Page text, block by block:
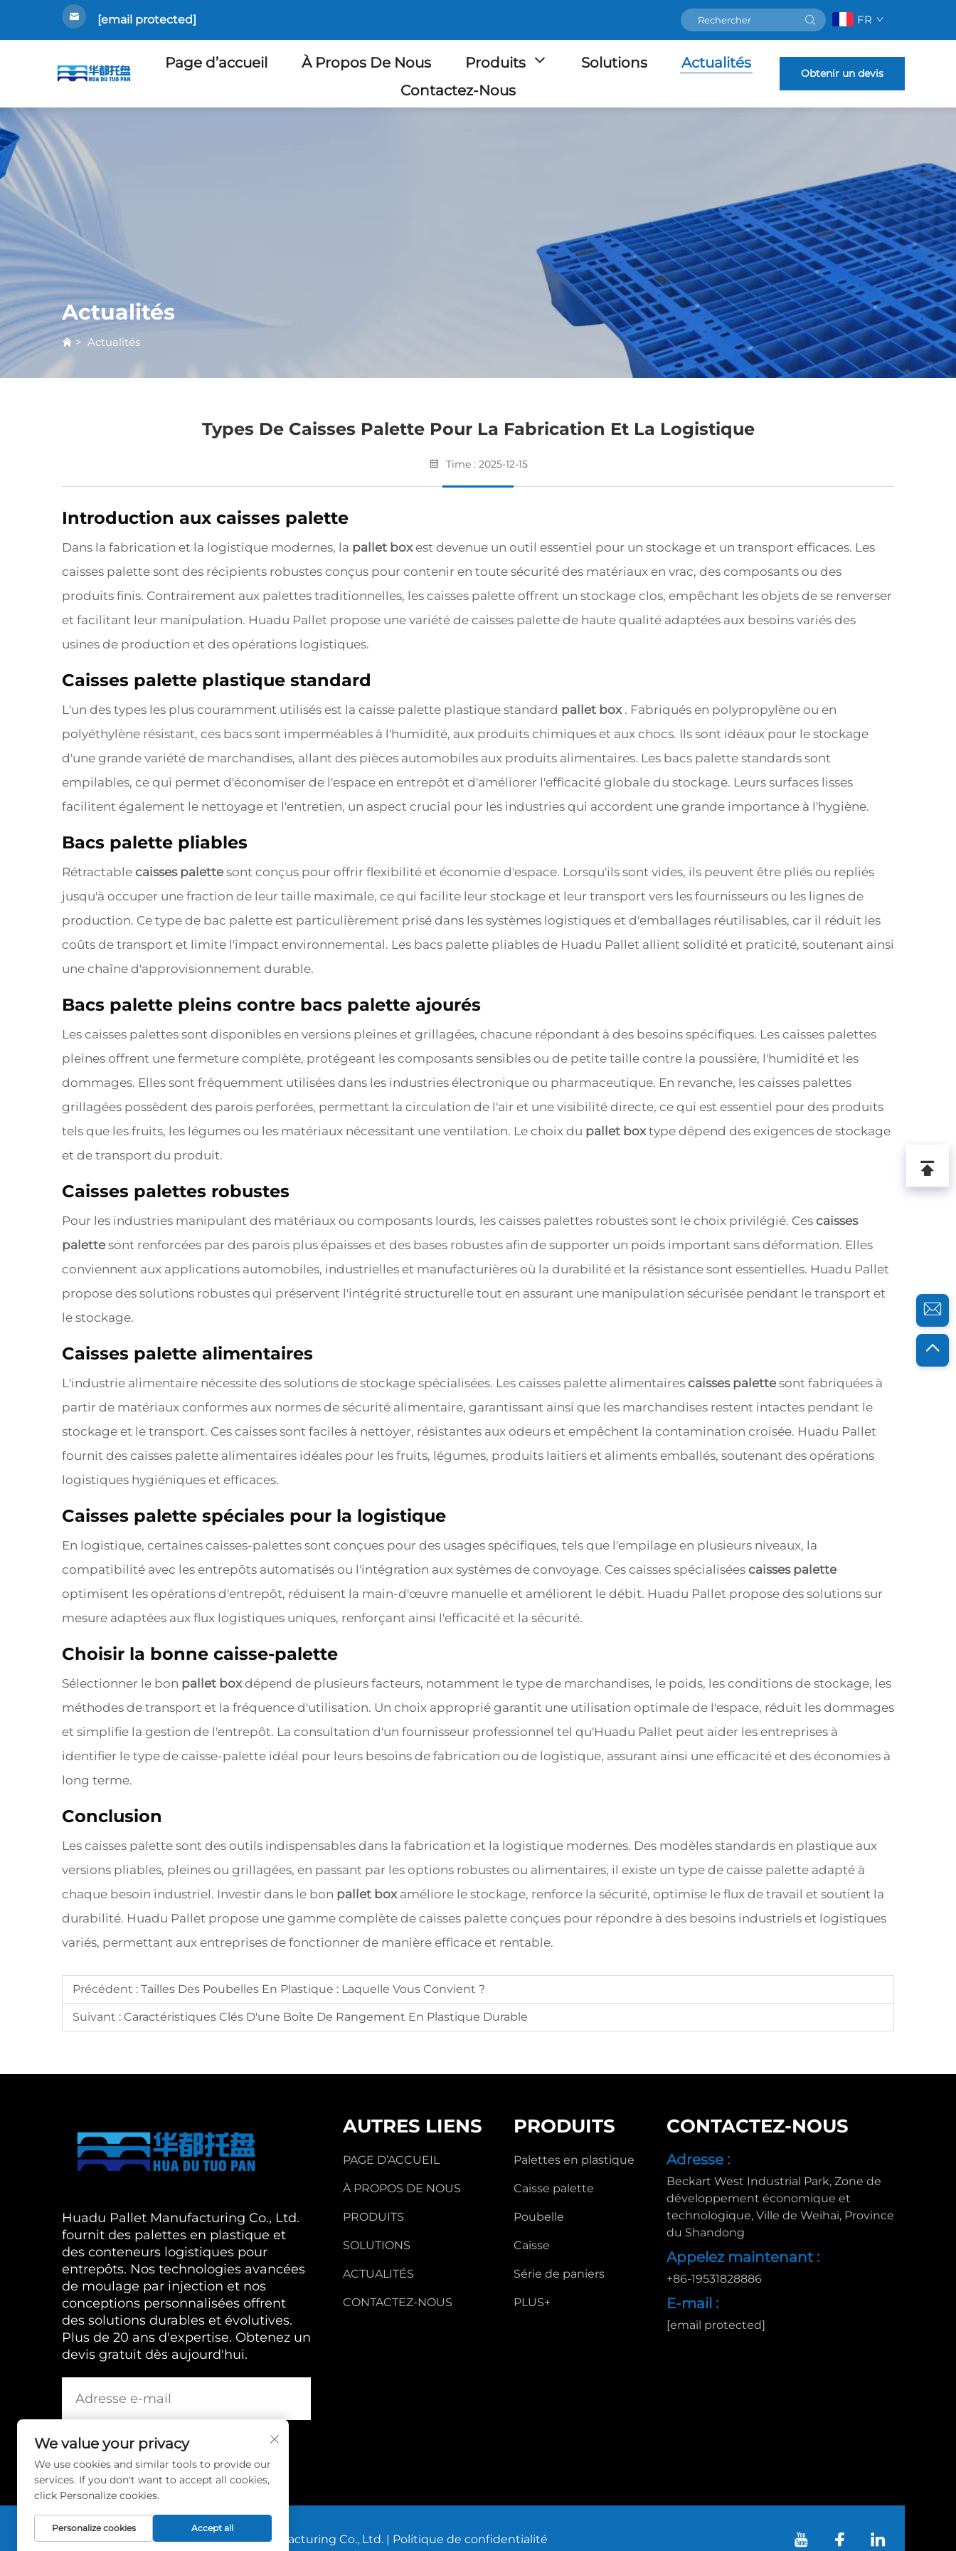
[email protected] FR
Page d’accueil À Propos De Nous Produits Solutions
Actualités
Contactez-Nous
Obtenir un devis
Actualités
> Actualités
Types De Caisses Palette Pour La Fabrication Et La Logistique
Time : 2025-12-15
Introduction aux caisses palette
Dans la fabrication et la logistique modernes, la pallet boxest devenue un outil essentiel pour un stockage et un transport efficaces. Les
caisses palette sont des récipients robustes conçus pour contenir en toute sécurité des matériaux en vrac, des composants ou des
produits finis. Contrairement aux palettes traditionnelles, les caisses palette offrent un stockage clos, empêchant les objets de se renverser
et facilitant leur manipulation. Huadu Pallet propose une variété de caisses palette de haute qualité adaptées aux besoins variés des
usines de production et des opérations logistiques.
Caisses palette plastique standard
L'un des types les plus couramment utilisés est la caisse palette plastique standard pallet box . Fabriqués en polypropylène ou en
polyéthylène résistant, ces bacs sont imperméables à l'humidité, aux produits chimiques et aux chocs. Ils sont idéaux pour le stockage
d'une grande variété de marchandises, allant des pièces automobiles aux produits alimentaires. Les bacs palette standards sont
empilables, ce qui permet d'économiser de l'espace en entrepôt et d'améliorer l'efficacité globale du stockage. Leurs surfaces lisses
facilitent également le nettoyage et l'entretien, un aspect crucial pour les industries qui accordent une grande importance à l'hygiène.
Bacs palette pliables
Rétractable caisses palette sont conçus pour offrir flexibilité et économie d'espace. Lorsqu'ils sont vides, ils peuvent être pliés ou repliés
jusqu'à occuper une fraction de leur taille maximale, ce qui facilite leur stockage et leur transport vers les fournisseurs ou les lignes de
production. Ce type de bac palette est particulièrement prisé dans les systèmes logistiques et d'emballages réutilisables, car il réduit les
coûts de transport et limite l'impact environnemental. Les bacs palette pliables de Huadu Pallet allient solidité et praticité, soutenant ainsi
une chaîne d'approvisionnement durable.
Bacs palette pleins contre bacs palette ajourés
Les caisses palettes sont disponibles en versions pleines et grillagées, chacune répondant à des besoins spécifiques. Les caisses palettes
pleines offrent une fermeture complète, protégeant les composants sensibles ou de petite taille contre la poussière, l'humidité et les
dommages. Elles sont fréquemment utilisées dans les industries électronique ou pharmaceutique. En revanche, les caisses palettes
grillagées possèdent des parois perforées, permettant la circulation de l'air et une visibilité directe, ce qui est essentiel pour des produits
tels que les fruits, les légumes ou les matériaux nécessitant une ventilation. Le choix du pallet boxtype dépend des exigences de stockage
et de transport du produit.
Caisses palettes robustes
Pour les industries manipulant des matériaux ou composants lourds, les caisses palettes robustes sont le choix privilégié. Ces caisses
palette sont renforcées par des parois plus épaisses et des bases robustes afin de supporter un poids important sans déformation. Elles
conviennent aux applications automobiles, industrielles et manufacturières où la durabilité et la résistance sont essentielles. Huadu Pallet
propose des solutions robustes qui préservent l'intégrité structurelle tout en assurant une manipulation sécurisée pendant le transport et
le stockage.
Caisses palette alimentaires
L'industrie alimentaire nécessite des solutions de stockage spécialisées. Les caisses palette alimentaires caisses palette sont fabriquées à
partir de matériaux conformes aux normes de sécurité alimentaire, garantissant ainsi que les marchandises restent intactes pendant le
stockage et le transport. Ces caisses sont faciles à nettoyer, résistantes aux odeurs et empêchent la contamination croisée. Huadu Pallet
fournit des caisses palette alimentaires idéales pour les fruits, légumes, produits laitiers et aliments emballés, soutenant des opérations
logistiques hygiéniques et efficaces.
Caisses palette spéciales pour la logistique
En logistique, certaines caisses-palettes sont conçues pour des usages spécifiques, tels que l'empilage en plusieurs niveaux, la
compatibilité avec les entrepôts automatisés ou l'intégration aux systèmes de convoyage. Ces caisses spécialisées caisses palette
optimisent les opérations d'entrepôt, réduisent la main-d'œuvre manuelle et améliorent le débit. Huadu Pallet propose des solutions sur
mesure adaptées aux flux logistiques uniques, renforçant ainsi l'efficacité et la sécurité.
Choisir la bonne caisse-palette
Sélectionner le bon pallet boxdépend de plusieurs facteurs, notamment le type de marchandises, le poids, les conditions de stockage, les
méthodes de transport et la fréquence d'utilisation. Un choix approprié garantit une utilisation optimale de l'espace, réduit les dommages
et simplifie la gestion de l'entrepôt. La consultation d'un fournisseur professionnel tel qu'Huadu Pallet peut aider les entreprises à
identifier le type de caisse-palette idéal pour leurs besoins de fabrication ou de logistique, assurant ainsi une efficacité et des économies à
long terme.
Conclusion
Les caisses palette sont des outils indispensables dans la fabrication et la logistique modernes. Des modèles standards en plastique aux
versions pliables, pleines ou grillagées, en passant par les options robustes ou alimentaires, il existe un type de caisse palette adapté à
chaque besoin industriel. Investir dans le bon pallet box améliore le stockage, renforce la sécurité, optimise le flux de travail et soutient la
durabilité. Huadu Pallet propose une gamme complète de caisses palette conçues pour répondre à des besoins industriels et logistiques
variés, permettant aux entreprises de fonctionner de manière efficace et rentable.
Précédent : Tailles Des Poubelles En Plastique : Laquelle Vous Convient ?
Suivant : Caractéristiques Clés D'une Boîte De Rangement En Plastique Durable
Huadu Pallet Manufacturing Co., Ltd.
fournit des palettes en plastique et
des conteneurs logistiques pour
entrepôts. Nos technologies avancées
de moulage par injection et nos
conceptions personnalisées offrent
des solutions durables et évolutives.
Plus de 20 ans d'expertise. Obtenez un
devis gratuit dès aujourd'hui.
AUTRES LIENS
PAGE D’ACCUEIL
À PROPOS DE NOUS
PRODUITS
SOLUTIONS
ACTUALITÉS
CONTACTEZ-NOUS
PRODUITS
Palettes en plastique
Caisse palette
Poubelle
Caisse
Série de paniers
PLUS+
CONTACTEZ-NOUS
Adresse :
Beckart West Industrial Park, Zone de
développement économique et
technologique, Ville de Weihai, Province
du Shandong
Appelez maintenant :
+86-19531828886
E-mail :
[email protected]
Copyright © 2025 par Huadu Pallet Manufacturing Co., Ltd. | Politique de confidentialité
We value your privacy
We use cookies and similar tools to provide our
services. If you don't want to accept all cookies,
click Personalize cookies.
Personalize cookies Accept all